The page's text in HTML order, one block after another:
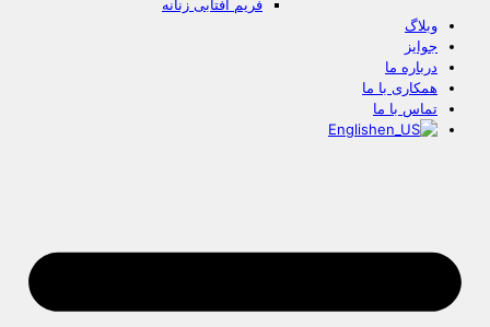
فریم آفتابی زنانه
وبلاگ
جوایز
درباره ما
همکاری با ما
تماس با ما
English